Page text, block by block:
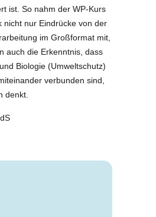
ist. So nahm der WP-Kurs
nicht nur Eindrücke von der
im Großformat mit,
auch die Erkenntnis, dass
Biologie (Umweltschutz)
verbunden sind,
denkt.